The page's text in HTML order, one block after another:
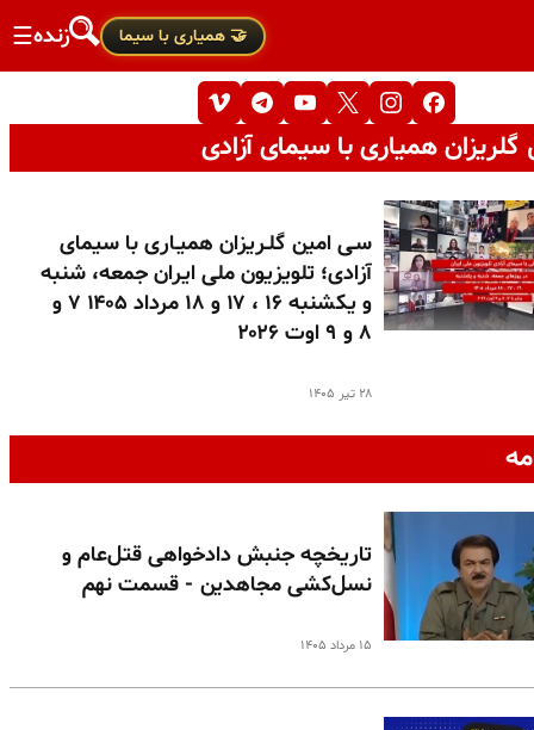
🤝 همیاری با سیما زنده☰
همیاری با سیمای آزادی
سـی امین گلـریزان همیـاری با سیمای
آزادی؛ تلویزیون ملی ایران جمعه، شنبه
و یکشنبه ۱۶ ، ۱۷ و ۱۸ مرداد ۱۴۰۵ ۷ و
۸ و ۹ اوت ۲۰۲۶
۲۸ تیر ۱۴۰۵
تاریخچه جنبش دادخواهی قتل‌عام و
نسل‌کشی مجاهدین - قسمت نهم
۱۵ مرداد ۱۴۰۵